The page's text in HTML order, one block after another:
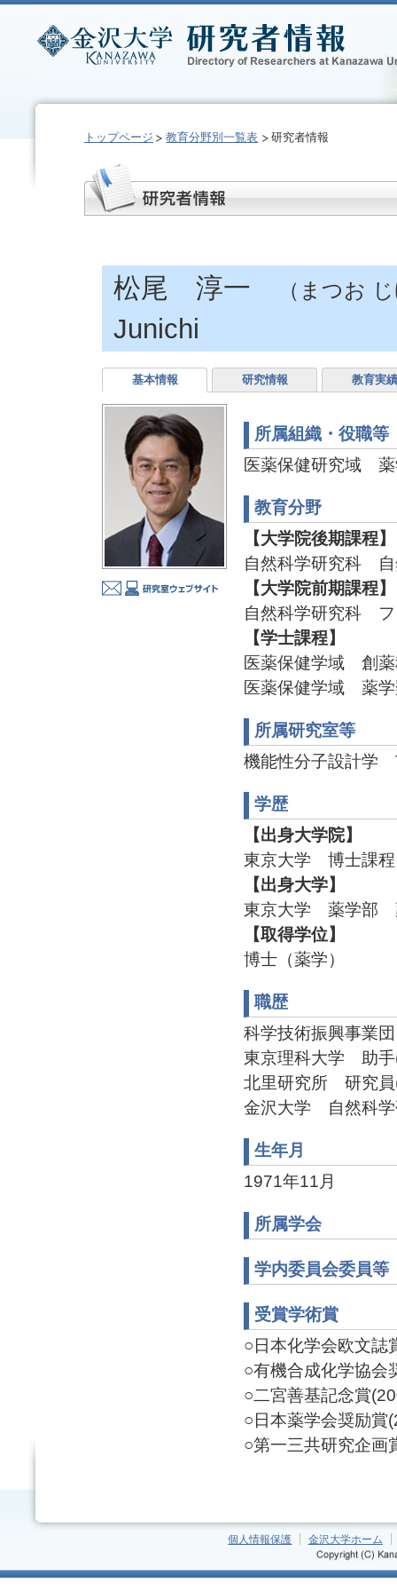
トップページ 教育分野別一覧表 研究者情報
松尾 淳一 （まつお
Junichi
基本情報 研究情報 教育実績
所属組織・役職等
医薬保健研究域 薬
教育分野
【大学院後期課程】
自然科学研究科
【大学院前期課程】
自然科学研究科
【学士課程】
医薬保健学域 創
医薬保健学域 薬
所属研究室等
機能性分子設計学
学歴
【出身大学院】
東京大学 博士課
【出身大学】
東京大学 薬学部
【取得学位】
博士（薬学）
職歴
科学技術振興事業
東京理科大学 助手
北里研究所 研究員
金沢大学 自然科
生年月
1971年11月
所属学会
学内委員会委員等
受賞学術賞
○日本化学会欧文誌
○有機合成化学協会
○二宮善基記念賞
○日本薬学会奨励賞
○第一三共研究企画
個人情報保護 金沢大学ホーム